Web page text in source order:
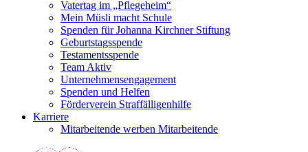
Vatertag im „Pflegeheim“
Mein Müsli macht Schule
Spenden für Johanna Kirchner Stiftung
Geburtstagsspende
Testamentsspende
Team Aktiv
Unternehmensengagement
Spenden und Helfen
Förderverein Straffälligenhilfe
Karriere
Mitarbeitende werben Mitarbeitende